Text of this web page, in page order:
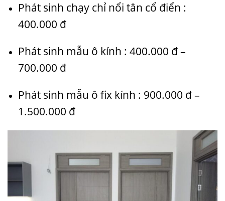
Phát sinh chạy chỉ nổi tân cổ điển :
400.000 đ
Phát sinh mẫu ô kính : 400.000 đ –
700.000 đ
Phát sinh mẫu ô fix kính : 900.000 đ –
1.500.000 đ